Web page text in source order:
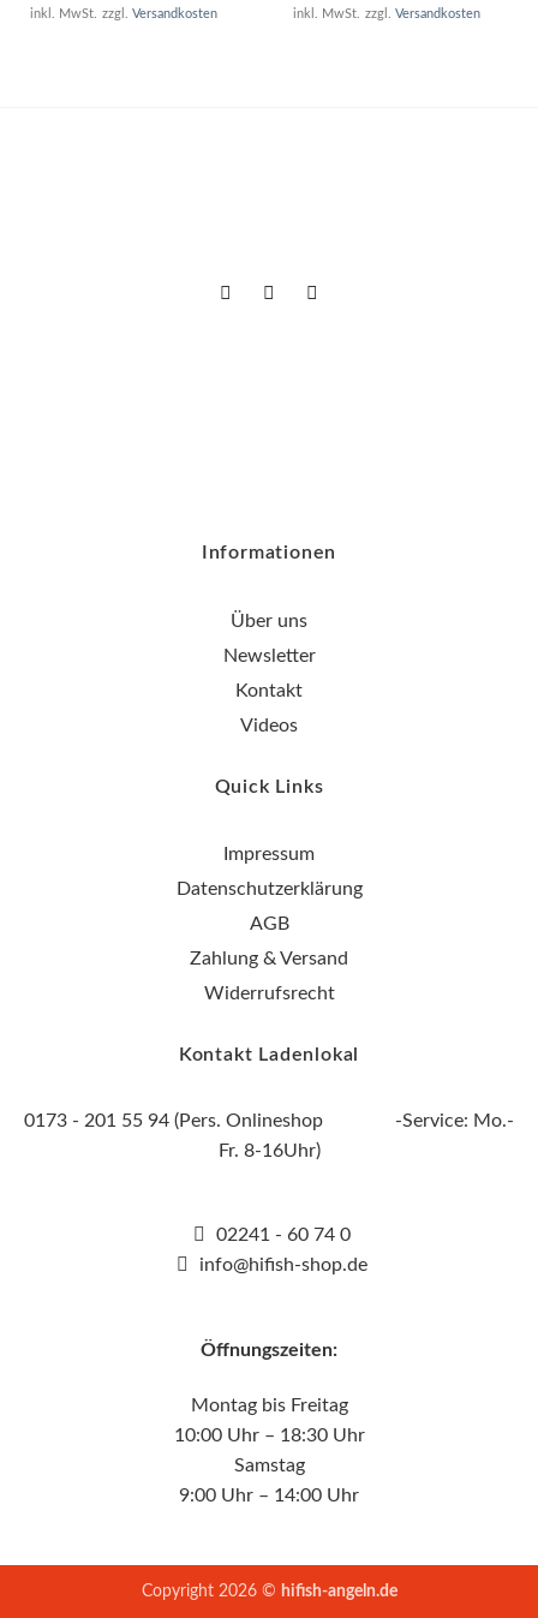
inkl. MwSt. zzgl. Versandkosten inkl. MwSt. zzgl. Versandkosten
Informationen
Über uns
Newsletter
Kontakt
Videos
Quick Links
Impressum
Datenschutzerklärung
AGB
Zahlung & Versand
Widerrufsrecht
Kontakt Ladenlokal
0173 - 201 55 94 (Pers. Onlineshop -Service: Mo.-
Fr. 8-16Uhr)
02241 - 60 74 0
info@hifish-shop.de
Öffnungszeiten:
Montag bis Freitag
10:00 Uhr – 18:30 Uhr
Samstag
9:00 Uhr – 14:00 Uhr
Copyright 2026 © hifish-angeln.de